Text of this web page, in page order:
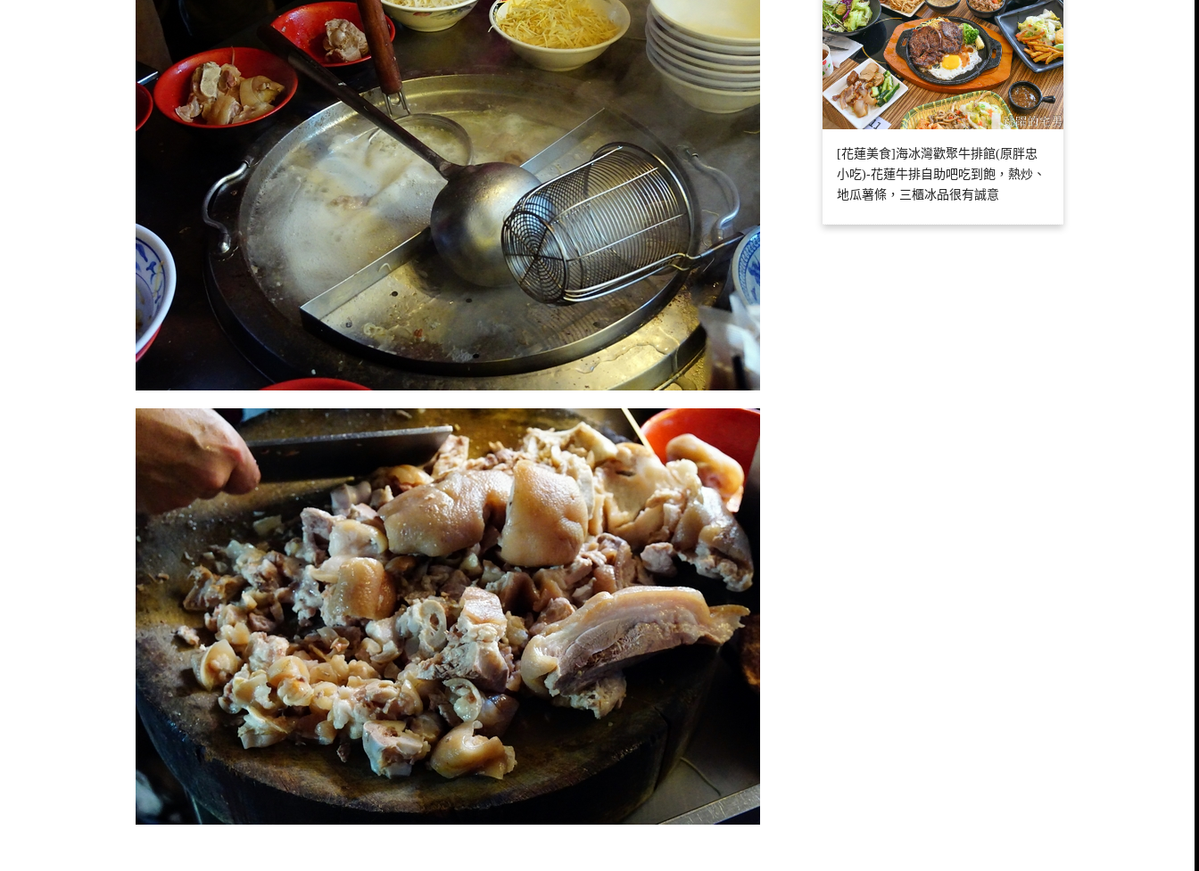
[花蓮美食]海冰灣歡聚牛排館(原胖忠
小吃)-花蓮牛排自助吧吃到飽，熱炒、
地瓜薯條，三櫃冰品很有誠意